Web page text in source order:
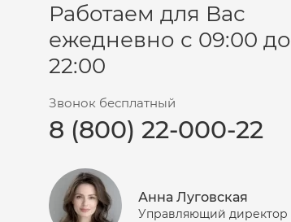
Мусс
Мыло
Набор косметики
Пилинг
Пудра
Сыворотка
Шампунь
Постакне
Против морщин
Противовозрастной
Работаем для Вас
ежедневно с 09:00 до
22:00
Звонок бесплатный
8 (800) 22-000-22
Анна Луговская
Управляющий директор